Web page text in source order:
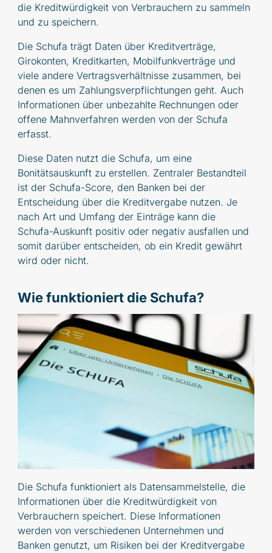
die Kreditwürdigkeit von Verbrauchern zu sammeln
und zu speichern.
Die Schufa trägt Daten über Kreditverträge,
Girokonten, Kreditkarten, Mobilfunkverträge und
viele andere Vertragsverhältnisse zusammen, bei
denen es um Zahlungsverpflichtungen geht. Auch
Informationen über unbezahlte Rechnungen oder
offene Mahnverfahren werden von der Schufa
erfasst.
Diese Daten nutzt die Schufa, um eine
Bonitätsauskunft zu erstellen. Zentraler Bestandteil
ist der Schufa-Score, den Banken bei der
Entscheidung über die Kreditvergabe nutzen. Je
nach Art und Umfang der Einträge kann die
Schufa-Auskunft positiv oder negativ ausfallen und
somit darüber entscheiden, ob ein Kredit gewährt
wird oder nicht.
Wie funktioniert die Schufa?
Die Schufa funktioniert als Datensammelstelle, die
Informationen über die Kreditwürdigkeit von
Verbrauchern speichert. Diese Informationen
werden von verschiedenen Unternehmen und
Banken genutzt, um Risiken bei der Kreditvergabe